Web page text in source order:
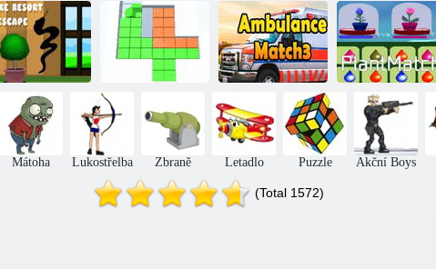
Globální
Headhunters
(kriminálníky):
Část 4 - Studené
vzpomínky
Globální
Headhunters
(kriminálníky):
Part 1 -
ultimátum
Headhunters
(gangsteři): Part
1 - předělána
Bounty Hunter 2
(2 hrdlořezové)
Snake Den
Escape
Barevné bloky
vs bloky 3D
Ambulance
Zápas rostlin
Mátoha Lukostřelba Zbraně Letadlo Puzzle Akční Boys
(Total 1572)